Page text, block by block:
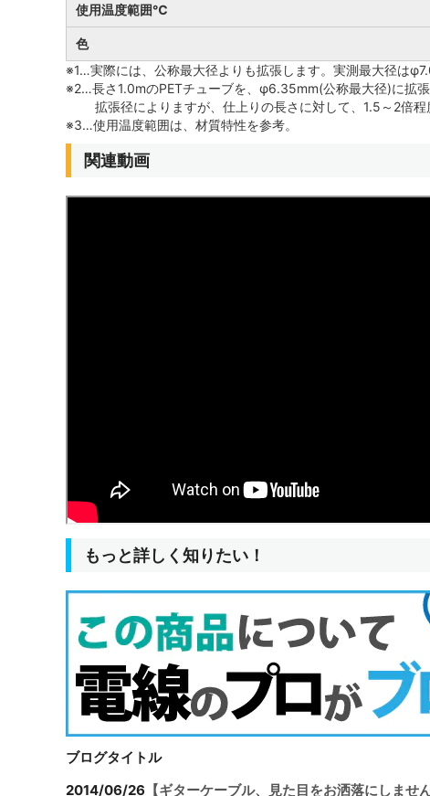
使用温度範囲℃
色
※1…実際には、公称最大径よりも拡張します。実測最大径は
※2…長さ1.0mのPETチューブを、φ6.35mm(公称最大径)に拡
拡張径によりますが、仕上りの長さに対して、1.5～2倍程
※3…使用温度範囲は、材質特性を参考。
関連動画
もっと詳しく知りたい！
ブログタイトル
2014/06/26 【ギターケーブル、見た目をお洒落にしません